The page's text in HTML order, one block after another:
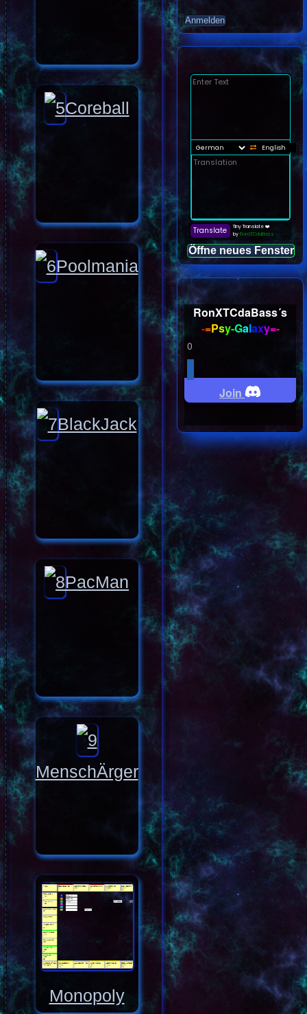
Coreball
Poolmania
BlackJack
PacMan
MenschÄrger
Monopoly
Öffne neues Fenster
RonXTCdaBass´s
-=Psy-Galaxy=-
0
Join